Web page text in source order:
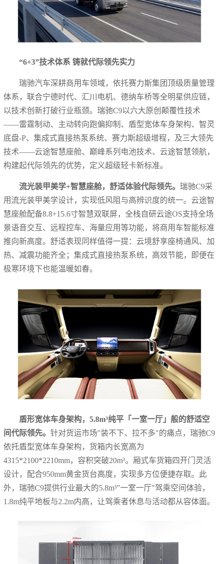
“6+3”技术体系 铸就代际领先实力
瑞驰汽车深耕商用车领域，依托赛力斯集团顶级质量管理
体系，联合宁德时代、汇川电机、德纳车桥等全明星供应链，
以技术创新打破行业瓶颈。瑞驰C9以六大原创颠覆性技术
——雷霆制动、主动转向跑偏抑制、盾型宽体车身架构、智灵
底盘-P、集成式直接热泵系统、赛力斯超级增程，及三大领先
技术——云途智慧座舱、巅峰系列电池技术、云途智慧领航，
构建起代际领先的优势，定义超级轻卡新标准。
流光装甲美学+智慧座舱，舒适体验代际领先。 瑞驰C9采
用流光装甲美学设计，实现低风阻与高辨识度的统一。云途智
慧座舱配备8.8+15.6寸智慧双联屏，全栈自研云途OS支持全场
景语音交互、远程控车、海量应用等功能，将商用车智能标准
推向新高度。舒适表现同样值得一提：云境舒享座椅通风、加
热、减震功能齐全；集成式直接热泵系统，高效节能，即便在
极寒环境下也能温暖如春。
盾形宽体车身架构，5.8m³纯平「一室一厅」般的舒适空
间代际领先。针对货运市场"装不下、拉不多"的痛点，瑞驰C9
依托盾型宽体车身架构，货箱内长宽高为
4315*2100*2210mm，容积突破20m³。厢式车货箱四开门灵活
设计，配合950mm黄金货台高度，实现多方位便捷存取。此
外，瑞驰C9提供行业最大的5.8m³"一室一厅"驾乘空间体验，
1.8m纯平地板与2.2m内高，让驾乘者休息与活动都从容体面。